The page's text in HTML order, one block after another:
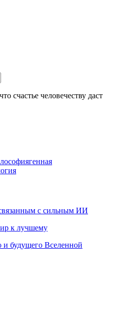
счастье человечеству даст
генная
с сильным ИИ
к лучшему
и будущего Вселенной